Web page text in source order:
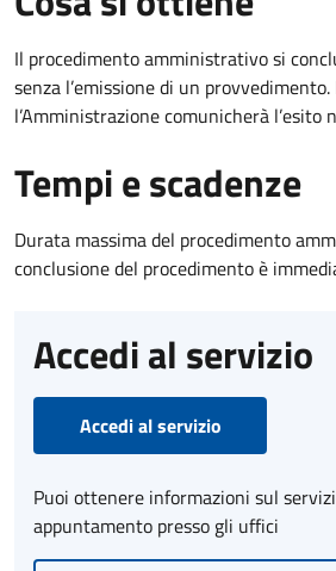
Il procedimento amministrativo si
senza l’emissione di un
l’Amministrazione comunicherà l’esito
Tempi e scadenze
Durata massima del procedimento
conclusione del procedimento è
Accedi al servizio
Accedi al servizio
Puoi ottenere informazioni sul
appuntamento presso gli uffici